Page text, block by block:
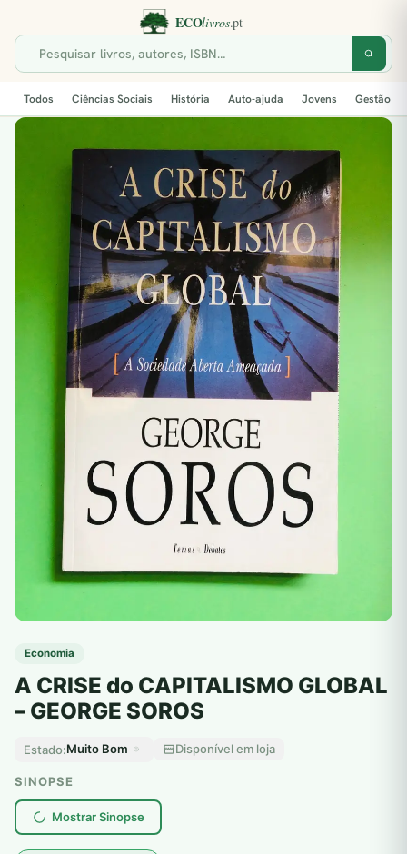
Todos Ciências Sociais História Auto-ajuda Jovens Gestão
Economia
A CRISE do CAPITALISMO GLOBAL
– GEORGE SOROS
Estado:Muito Bom Disponível em loja
SINOPSE
Mostrar Sinopse